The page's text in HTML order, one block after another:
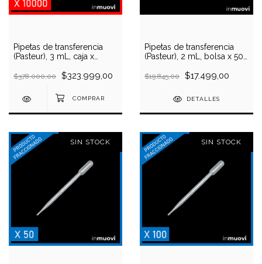
Pipetas de transferencia
(Pasteur), 3 mL, caja x
$378.000,00 $323.999,00
Pipetas de transferencia
(Pasteur), 2 mL, bolsa x 500
$19.845,00 $17.499,00
DETALLES
SIN STOCK SIN STOCK